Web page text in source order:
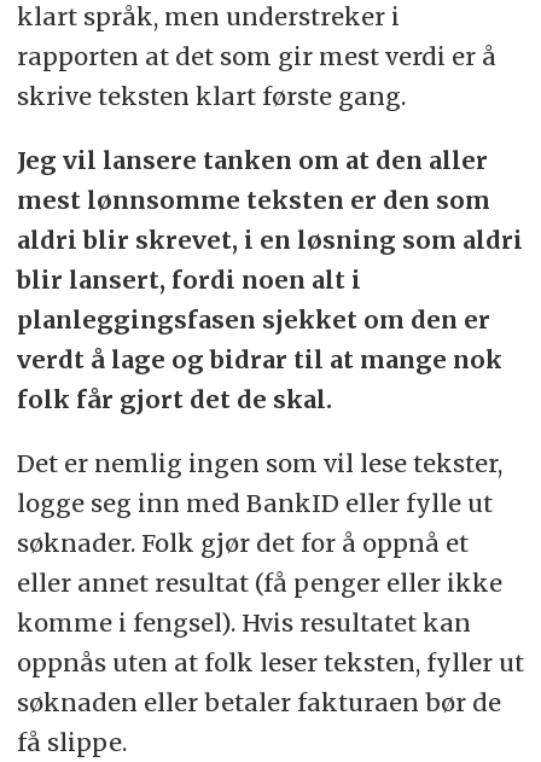
klart språk, men understreker i
rapporten at det som gir mest verdi er å
skrive teksten klart første gang.
Jeg vil lansere tanken om at den aller
mest lønnsomme teksten er den som
aldri blir skrevet, i en løsning som aldri
blir lansert, fordi noen alt i
planleggingsfasen sjekket om den er
verdt å lage og bidrar til at mange nok
folk får gjort det de skal.
Det er nemlig ingen som vil lese tekster,
logge seg inn med BankID eller fylle ut
søknader. Folk gjør det for å oppnå et
eller annet resultat (få penger eller ikke
komme i fengsel). Hvis resultatet kan
oppnås uten at folk leser teksten, fyller ut
søknaden eller betaler fakturaen bør de
få slippe.